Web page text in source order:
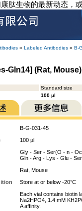
肽生物的最新动态，
» Labeled Antibodies » B-
Gln14] (Rat,
Standard size
100 µl
B-G-031-45
100 µl
Gly - Ser - Ser(O - n -
Gln - Arg - Lys - Glu -
Rat, Mouse
Store at or below -20°C
Each vial contains biotin
Na2HPO4, 1.4 mM
A affinity.